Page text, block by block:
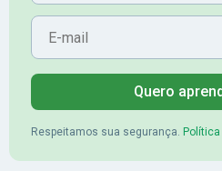
E-mail
Quero
Respeitamos sua segurança.